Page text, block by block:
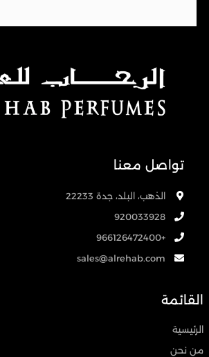
تواصل معنا
الذهب، البلد، جدة 22233
920033928
+966126472400
sales@alrehab.com
القائمة
الرئيسية
من نحن